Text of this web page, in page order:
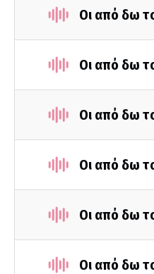
Οι από δω
Οι από δω
Οι από δω
Οι από δω
Οι από δω
Οι από δω